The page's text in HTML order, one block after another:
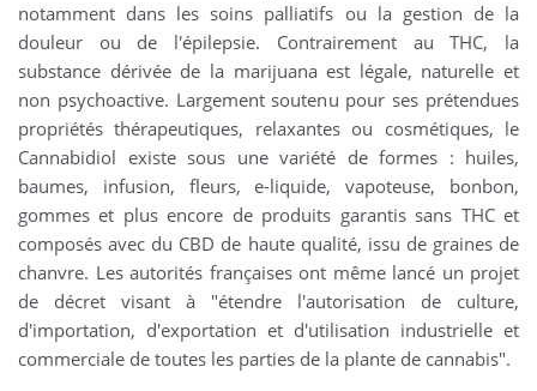
notamment dans les soins palliatifs ou la gestion de la
douleur ou de l'épilepsie. Contrairement au THC, la
substance dérivée de la marijuana est légale, naturelle et
non psychoactive. Largement soutenu pour ses prétendues
propriétés thérapeutiques, relaxantes ou cosmétiques, le
Cannabidiol existe sous une variété de formes : huiles,
baumes, infusion, fleurs, e-liquide, vapoteuse, bonbon,
gommes et plus encore de produits garantis sans THC et
composés avec du CBD de haute qualité, issu de graines de
chanvre. Les autorités françaises ont même lancé un projet
de décret visant à "étendre l'autorisation de culture,
d'importation, d'exportation et d'utilisation industrielle et
commerciale de toutes les parties de la plante de cannabis".